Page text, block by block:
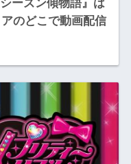
ーズン傾物語』は
のどこで動画配信